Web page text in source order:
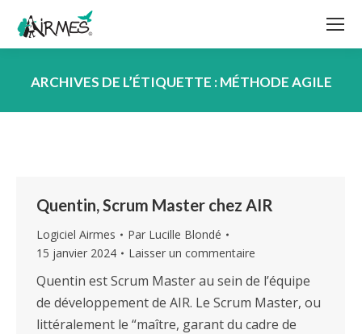
ARCHIVES DE L’ÉTIQUETTE :MÉTHODE AGILE
Quentin, Scrum Master chez AIR
Logiciel Airmes Par Lucille Blondé
15 janvier 2024
Laisser un commentaire
Quentin est Scrum Master au sein de l’équipe
de développement de AIR. Le Scrum Master, ou
littéralement le “maître, garant du cadre de